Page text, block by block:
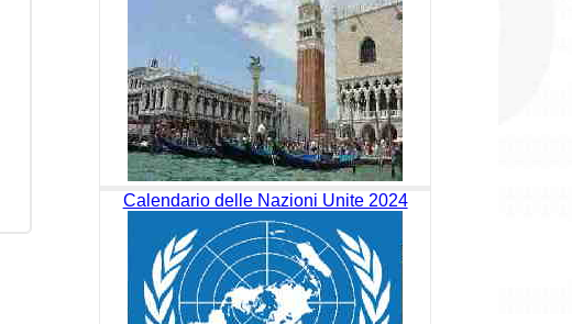
Calendario delle Nazioni Unite 2024